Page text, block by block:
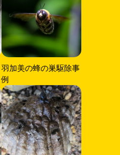
羽加美の蜂の巣駆除事
例